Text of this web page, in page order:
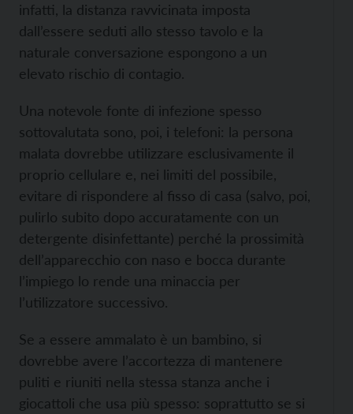
infatti, la distanza ravvicinata imposta
dall’essere seduti allo stesso tavolo e la
naturale conversazione espongono a un
elevato rischio di contagio.
Una notevole fonte di infezione spesso
sottovalutata sono, poi, i telefoni: la persona
malata dovrebbe utilizzare esclusivamente il
proprio cellulare e, nei limiti del possibile,
evitare di rispondere al fisso di casa (salvo, poi,
pulirlo subito dopo accuratamente con un
detergente disinfettante) perché la prossimità
dell’apparecchio con naso e bocca durante
l’impiego lo rende una minaccia per
l’utilizzatore successivo.
Se a essere ammalato è un bambino, si
dovrebbe avere l’accortezza di mantenere
puliti e riuniti nella stessa stanza anche i
giocattoli che usa più spesso: soprattutto se si